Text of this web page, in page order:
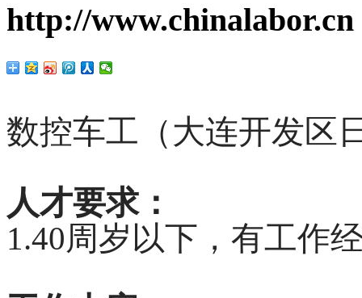
http://www.chinalabor.cn
数控车工（大连开发区
人才要求：
1.40周岁以下，有工作